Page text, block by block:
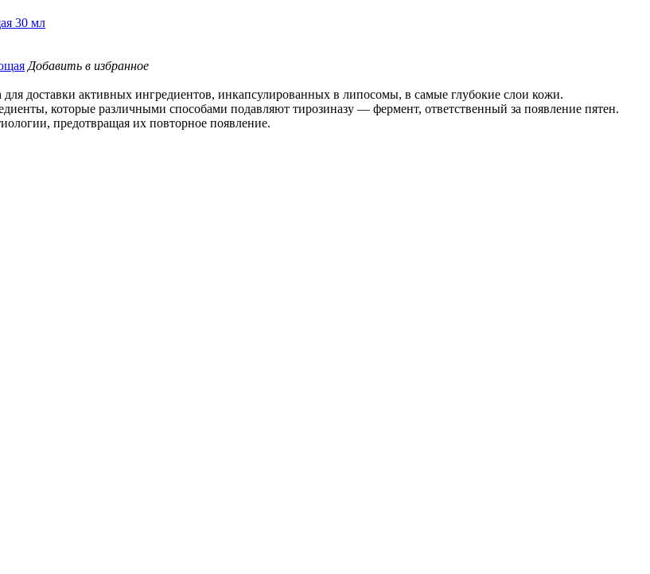
30 мл
Добавить в избранное
доставки активных ингредиентов, инкапсулированных в липосомы, в самые глубокие слои кожи.
которые различными способами подавляют тирозиназу — фермент, ответственный за появление пятен.
предотвращая их повторное появление.